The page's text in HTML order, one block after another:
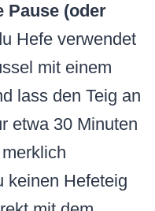
Pause (oder
Hefe verwendet
mit einem
lass den Teig an
etwa 30 Minuten
keinen Hefeteig